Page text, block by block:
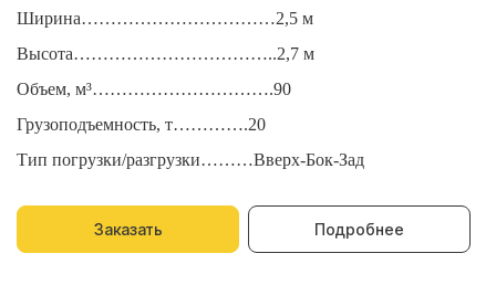
Ширина……………………………2,5 м
Высота……………………………..2,7 м
Объем, м³………………………….90
Грузоподъемность, т………….20
Тип погрузки/разгрузки………Вверх-Бок-Зад
Заказать Подробнее